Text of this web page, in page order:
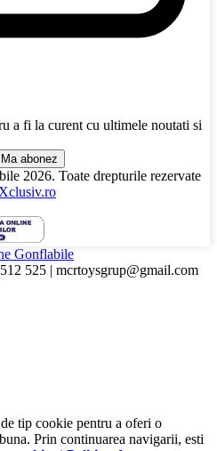
a fi la curent cu ultimele noutati si
Ma abonez
2026. Toate drepturile rezervate
Gonflabile
525 | mcrtoysgrup@gmail.com
tip cookie pentru a oferi o
Prin continuarea navigarii, esti